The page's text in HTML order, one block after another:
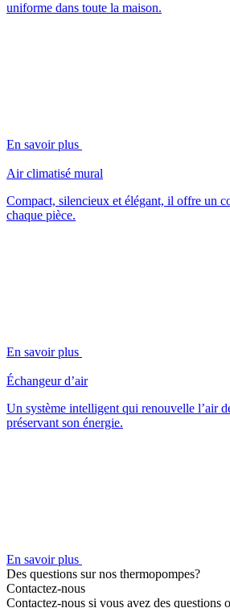
uniforme dans toute la maison.
En savoir plus
Air climatisé mural
Compact, silencieux et élégant, il offre un
chaque pièce.
En savoir plus
Échangeur d’air
Un système intelligent qui renouvelle l’air
préservant son énergie.
En savoir plus
Des questions sur nos thermopompes?
Contactez-nous
Contactez-nous si vous avez des questions